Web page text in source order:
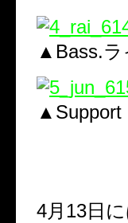
▲Bass.ラ
▲Support
4月13日